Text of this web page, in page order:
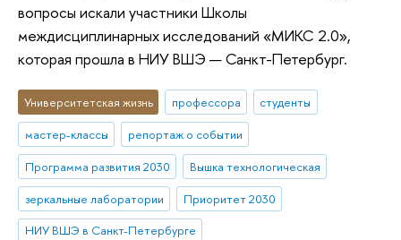
вопросы искали участники Школы
междисциплинарных исследований «МИКС 2.0»,
которая прошла в НИУ ВШЭ — Санкт-Петербург.
Университетская жизнь профессора
студенты
мастер-классы
репортаж о событии
Программа развития 2030
Вышка технологическая
зеркальные лаборатории
Приоритет 2030
НИУ ВШЭ в Санкт-Петербурге